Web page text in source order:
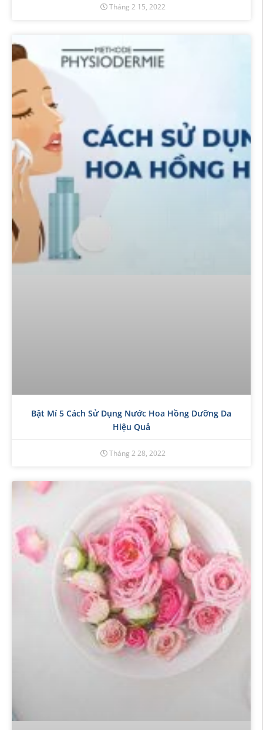
Tháng 2 15, 2022
Bật Mí 5 Cách Sử Dụng Nước Hoa Hồng Dưỡng Da
Hiệu Quả
Tháng 2 28, 2022